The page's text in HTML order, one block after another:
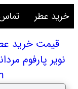
خرید عطر
قیمت خرید